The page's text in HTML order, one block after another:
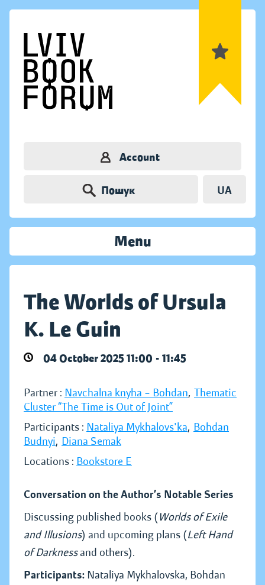
Account
Пошук UA
Menu
The Worlds of Ursula
K. Le Guin
04 October 2025 11:00 - 11:45
Partner : Navchalna knyha – Bohdan, Thematic
Cluster “The Time is Out of Joint”
Participants : Nataliya Mykhalovs'ka, Bohdan
Budnyi, Diana Semak
Locations : Bookstore E
Conversation on the Author’s Notable Series
Discussing published books (Worlds of Exile
and Illusions) and upcoming plans (Left Hand
of Darknessand others).
Participants: Nataliya Mykhalovska, Bohdan